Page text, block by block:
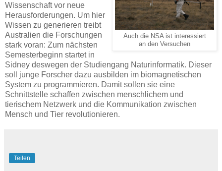
Auch die NSA ist interessiert
an den Versuchen
Wissenschaft vor neue
Herausforderungen. Um hier
Wissen zu generieren treibt
Australien die Forschungen
stark voran: Zum nächsten
Semesterbeginn startet in
Sidney deswegen der Studiengang Naturinformatik. Dieser
soll junge Forscher dazu ausbilden im biomagnetischen
System zu programmieren. Damit sollen sie eine
Schnittstelle schaffen zwischen menschlichem und
tierischem Netzwerk und die Kommunikation zwischen
Mensch und Tier revolutionieren.
Teilen